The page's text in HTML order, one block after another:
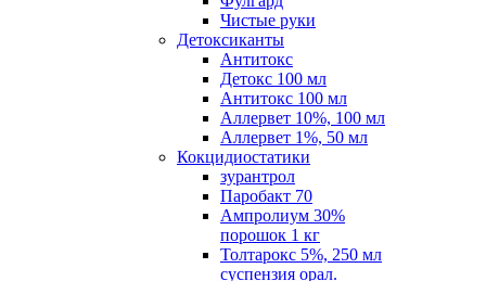
Чистые руки
Детоксиканты
Антитокс
Детокс 100 мл
Антитокс 100 мл
Аллервет 10%, 100 мл
Аллервет 1%, 50 мл
Кокцидиостатики
зурантрол
Паробакт 70
Ампролиум 30%
порошок 1 кг
Толтарокс 5%, 250 мл
суспензия орал.